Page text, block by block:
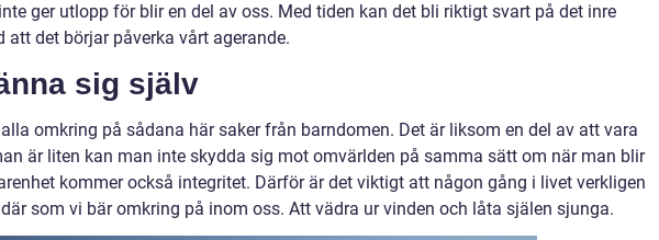
ger utlopp för blir en del av oss. Med tiden kan det bli riktigt svart på det inre
att det börjar påverka vårt agerande.
sig själv
omkring på sådana här saker från barndomen. Det är liksom en del av att vara
är liten kan man inte skydda sig mot omvärlden på samma sätt om när man blir
kommer också integritet. Därför är det viktigt att någon gång i livet verkligen
som vi bär omkring på inom oss. Att vädra ur vinden och låta själen sjunga.